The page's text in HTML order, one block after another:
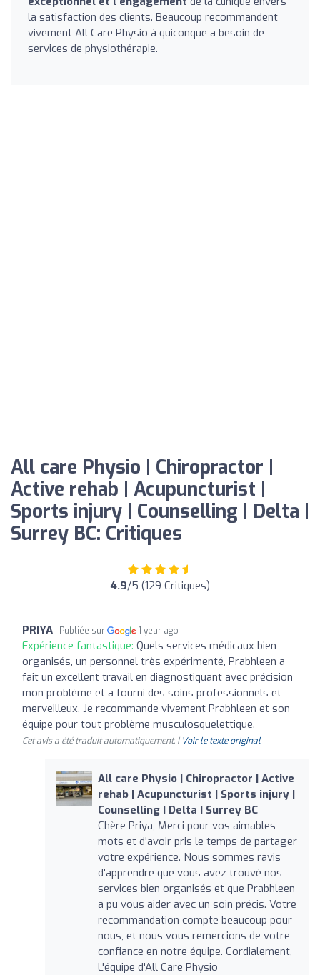
la satisfaction des clients. Beaucoup recommandent
vivement All Care Physio à quiconque a besoin de
services de physiothérapie.
All care Physio | Chiropractor |
Active rehab | Acupuncturist |
Sports injury | Counselling | Delta |
Surrey BC: Critiques
4.9/5 (129 Critiques)
PRIYA Publiée sur 1 year ago
Expérience fantastique: Quels services médicaux bien
organisés, un personnel très expérimenté, Prabhleen a
fait un excellent travail en diagnostiquant avec précision
mon problème et a fourni des soins professionnels et
merveilleux. Je recommande vivement Prabhleen et son
équipe pour tout problème musculosquelettique.
Cet avis a été traduit automatiquement. | Voir le texte original
All care Physio | Chiropractor | Active
rehab | Acupuncturist | Sports injury |
Counselling | Delta | Surrey BC
Chère Priya, Merci pour vos aimables
mots et d'avoir pris le temps de partager
votre expérience. Nous sommes ravis
d'apprendre que vous avez trouvé nos
services bien organisés et que Prabhleen
a pu vous aider avec un soin précis. Votre
recommandation compte beaucoup pour
nous, et nous vous remercions de votre
confiance en notre équipe. Cordialement,
L'équipe d'All Care Physio